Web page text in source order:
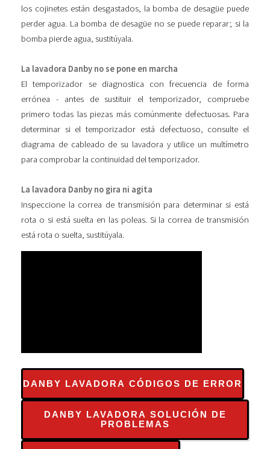
los cojinetes están desgastados, la bomba de desagüe puede
perder agua. La bomba de desagüe no se puede reparar; si la
bomba pierde agua, sustitúyala.
La lavadora Danby no se pone en marcha
El temporizador se diagnostica con frecuencia de forma
errónea - antes de sustituir el temporizador, compruebe
primero todas las piezas más comúnmente defectuosas. Para
determinar si el temporizador está defectuoso, consulte el
diagrama de cableado de su lavadora y utilice un multímetro
para comprobar la continuidad del temporizador.
La lavadora Danby no gira ni agita
Inspeccione la correa de transmisión para determinar si está
rota o si está suelta en las poleas. Si la correa de transmisión
está rota o suelta, sustitúyala.
DANBY LAVADORA CÓDIGOS DE ERROR
DANBY LAVADORA SOLUCIÓN DE
PROBLEMAS